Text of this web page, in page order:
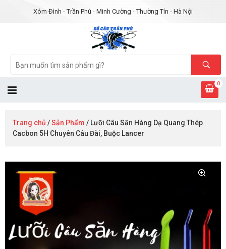
Xóm Đình - Trần Phú - Minh Cường - Thường Tín - Hà Nội
0
Trang chủ /Sản Phẩm / Lưỡi Câu Săn Hàng Dạ Quang Thép
Cacbon 5H Chuyên Câu Đài, Buộc Lancer